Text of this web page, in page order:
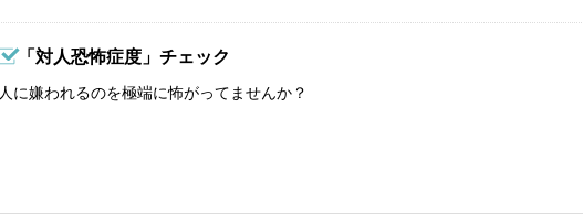
「対人恐怖症度」チェック
人に嫌われるのを極端に怖がってませんか？